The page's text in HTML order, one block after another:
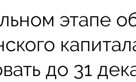
этапе
до 31